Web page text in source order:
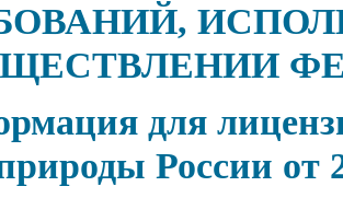
для
России от